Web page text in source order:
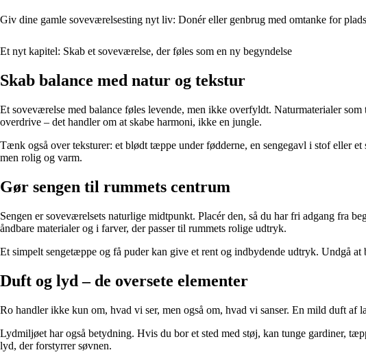
Giv dine gamle soveværelsesting nyt liv: Donér eller genbrug med omtanke for
Et nyt kapitel: Skab et soveværelse, der føles som en ny begyndelse
Skab balance med natur og tekstur
Et soveværelse med balance føles levende, men ikke overfyldt. Naturmaterialer
overdrive – det handler om at skabe harmoni, ikke en jungle.
Tænk også over teksturer: et blødt tæppe under fødderne, en sengegavl i stof eller
men rolig og varm.
Gør sengen til rummets centrum
Sengen er soveværelsets naturlige midtpunkt. Placér den, så du har fri adgang fra
åndbare materialer og i farver, der passer til rummets rolige udtryk.
Et simpelt sengetæppe og få puder kan give et rent og indbydende udtryk. Undgå
Duft og lyd – de oversete elementer
Ro handler ikke kun om, hvad vi ser, men også om, hvad vi sanser. En mild duft
Lydmiljøet har også betydning. Hvis du bor et sted med støj, kan tunge gardiner,
lyd, der forstyrrer søvnen.